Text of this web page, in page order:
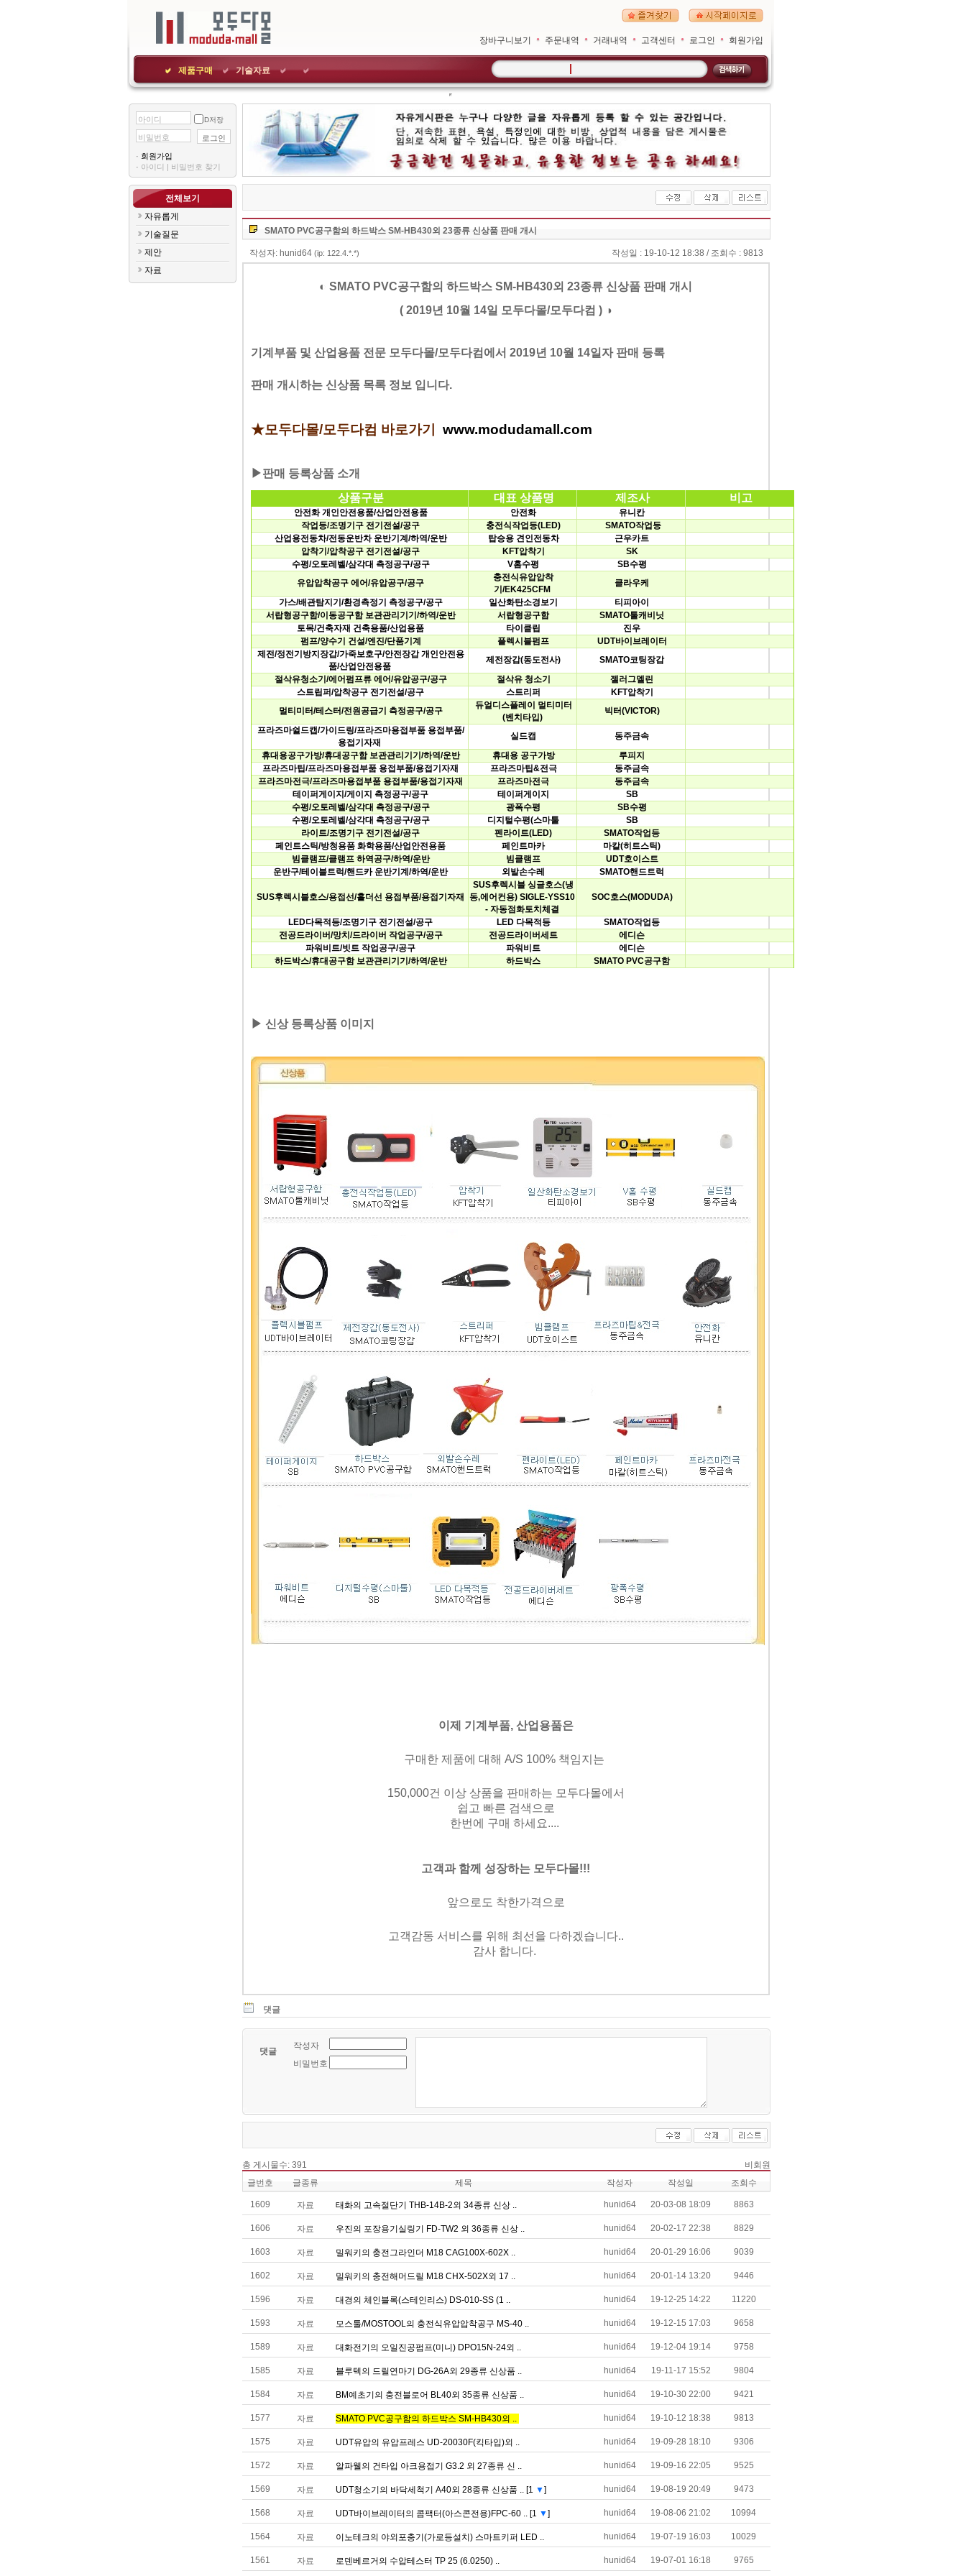
장바구니보기 주문내역 거래내역 고객센터 로그인 회원가입
제품구매 기술자료
아이디 ID저장
비밀번호 로그인
· 회원가입
· 아이디|비밀번호찾기
전체보기
자유롭게
기술질문
제안
자료
SMATOPVC공구함의하드박스SM-HB430외23종류신상품판매개시
작성자:hunid64 (ip:122.4.*.*) 작성일:19-10-1218:38/조회수:9813
◐SMATOPVC공구함의하드박스SM-HB430외23종류신상품판매개시
(2019년10월14일모두다몰/모두다컴)◑
기계부품및산업용품전문모두다몰/모두다컴에서2019년10월14일자판매등록
판매개시하는신상품목록정보입니다.
★모두다몰/모두다컴바로가기 www.modudamall.com
▶판매등록상품소개
상품구분
대표상품명 제조사 비고
안전화개인안전용품/산업안전용품 안전화
유니칸
작업등/조명기구전기전설/공구
충전식작업등(LED)
SMATO작업등
산업용전동차/전동운반차운반기계/하역/운반
탑승용견인전동차
근우카트
압착기/압착공구전기전설/공구
KFT압착기
SK
수평/오토레벨/삼각대측정공구/공구
V홈수평
SB수평
유압압착공구에어/유압공구/공구
충전식유압압착
기/EK425CFM
클라우케
가스/배관탐지기/환경측정기측정공구/공구
일산화탄소경보기
티피아이
서랍형공구함/이동공구함보관관리기기/하역/운반
서랍형공구함
SMATO툴캐비닛
토목/건축자재건축용품/산업용품
타이클립
진우
펌프/양수기건설/엔진/단품기계
플렉시블펌프
UDT바이브레이터
제전/정전기방지장갑/가죽보호구/안전장갑개인안전용
품/산업안전용품
제전장갑(동도전사)
SMATO코팅장갑
절삭유청소기/에어펌프류에어/유압공구/공구
절삭유청소기
젤러그멜린
스트립퍼/압착공구전기전설/공구
스트리퍼
KFT압착기
멀티미터/테스터/전원공급기측정공구/공구
듀얼디스플레이멀티미터
(벤치타입)
빅터(VICTOR)
프라즈마쉴드캡/가이드링/프라즈마용접부품용접부품/
용접기자재
실드캡
동주금속
휴대용공구가방/휴대공구함보관관리기기/하역/운반
휴대용공구가방
루피지
프라즈마팁/프라즈마용접부품용접부품/용접기자재
프라즈마팁&전극
동주금속
프라즈마전극/프라즈마용접부품용접부품/용접기자재
프라즈마전극
동주금속
테이퍼게이지/게이지측정공구/공구
테이퍼게이지
SB
수평/오토레벨/삼각대측정공구/공구
광폭수평
SB수평
수평/오토레벨/삼각대측정공구/공구
디지털수평(스마툴
SB
라이트/조명기구전기전설/공구
펜라이트(LED)
SMATO작업등
페인트스틱/방청용품화학용품/산업안전용품
페인트마카
마칼(히트스틱)
빔클램프/클램프하역공구/하역/운반
빔클램프
UDT호이스트
운반구/테이블트럭/핸드카운반기계/하역/운반
외발손수레 SMATO핸드트럭
SUS후렉시블호스/용접선/홀더선용접부품/용접기자재
SUS후렉시블싱글호스(냉
동,에어컨용)SIGLE-YSS10
-자동점화토치체결
SOC호스(MODUDA)
LED다목적등/조명기구전기전설/공구 LED다목적등
SMATO작업등
전공드라이버/망치/드라이버작업공구/공구
전공드라이버세트
에디슨
파워비트/빗트작업공구/공구
파워비트
에디슨
하드박스/휴대공구함보관관리기기/하역/운반
하드박스 SMATOPVC공구함
▶신상등록상품이미지
이제기계부품,산업용품은
구매한제품에대해A/S100%책임지는
150,000건이상상품을판매하는모두다몰에서
쉽고빠른검색으로
한번에구매하세요....
고객과함께성장하는모두다몰!!!
앞으로도착한가격으로
고객감동서비스를위해최선을다하겠습니다..
감사합니다.
댓글
댓글
작성자
비밀번호